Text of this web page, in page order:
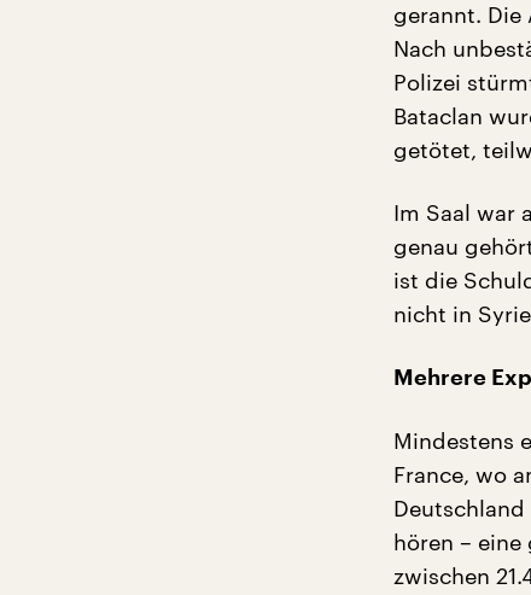
gerannt. Die
Nach
Polizei
Bataclan
getötet,
Im Saal war
genau
ist die
nicht in
Mehrere
Mindestens
France, wo
hören – eine
zwischen